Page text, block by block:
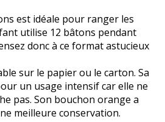
est idéale pour ranger les
utilise 12 bâtons pendant
donc à ce format astucieux
sur le papier ou le carton. Sa
un usage intensif car elle ne
pas. Son bouchon orange a
meilleure conservation.